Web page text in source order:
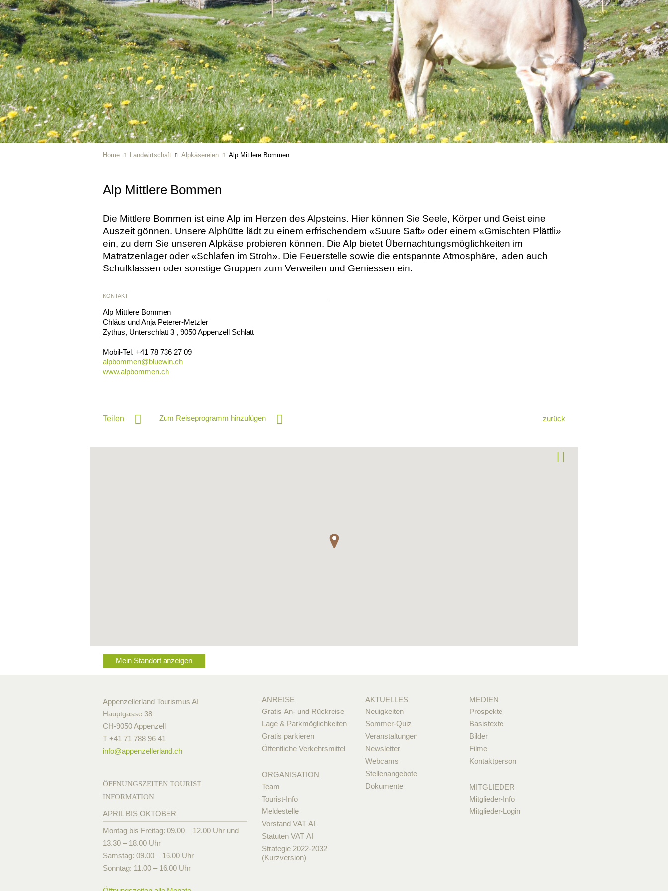
Home Landwirtschaft Alpkäsereien Alp Mittlere Bommen
Alp Mittlere Bommen
Die Mittlere Bommen ist eine Alp im Herzen des Alpsteins. Hier können Sie Seele, Körper und Geist eine
Auszeit gönnen. Unsere Alphütte lädt zu einem erfrischendem «Suure Saft» oder einem «Gmischten Plättli»
ein, zu dem Sie unseren Alpkäse probieren können. Die Alp bietet Übernachtungsmöglichkeiten im
Matratzenlager oder «Schlafen im Stroh». Die Feuerstelle sowie die entspannte Atmosphäre, laden auch
Schulklassen oder sonstige Gruppen zum Verweilen und Geniessen ein.
KONTAKT
Alp Mittlere Bommen
Chläus und Anja Peterer-Metzler
Zythus, Unterschlatt 3 , 9050Appenzell Schlatt
Mobil-Tel. +41 78 736 27 09
alpbommen@bluewin.ch
www.alpbommen.ch
Teilen Zum Reiseprogramm hinzufügen zurück
Mein Standort anzeigen
Appenzellerland Tourismus AI
Hauptgasse 38
CH-9050 Appenzell
T +41 71 788 96 41
info@appenzellerland.ch
ÖFFNUNGSZEITEN TOURIST
INFORMATION
APRIL BIS OKTOBER
Montag bis Freitag: 09.00 – 12.00 Uhr und
13.30 – 18.00 Uhr
Samstag: 09.00 – 16.00 Uhr
Sonntag: 11.00 – 16.00 Uhr
ANREISE
Gratis An- und Rückreise
Lage & Parkmöglichkeiten
Gratis parkieren
Öffentliche Verkehrsmittel
ORGANISATION
Team
Tourist-Info
Meldestelle
Vorstand VAT AI
Statuten VAT AI
Strategie 2022-2032
(Kurzversion)
AKTUELLES
Neuigkeiten
Sommer-Quiz
Veranstaltungen
Newsletter
Webcams
Stellenangebote
Dokumente
MEDIEN
Prospekte
Basistexte
Bilder
Filme
Kontaktperson
MITGLIEDER
Mitglieder-Info
Mitglieder-Login